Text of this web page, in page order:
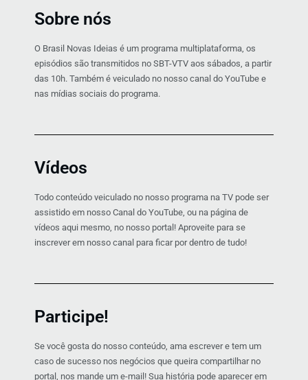
Sobre nós
O Brasil Novas Ideias é um programa multiplataforma, os
episódios são transmitidos no SBT-VTV aos sábados, a partir
das 10h. Também é veiculado no nosso canal do YouTube e
nas mídias sociais do programa.
Vídeos
Todo conteúdo veiculado no nosso programa na TV pode ser
assistido em nosso Canal do YouTube, ou na página de
vídeos aqui mesmo, no nosso portal! Aproveite para se
inscrever em nosso canal para ficar por dentro de tudo!
Participe!
Se você gosta do nosso conteúdo, ama escrever e tem um
caso de sucesso nos negócios que queira compartilhar no
portal, nos mande um e-mail! Sua história pode aparecer em